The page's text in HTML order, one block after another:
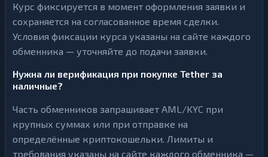
Курс фиксируется в момент оформления заявки и
сохраняется на согласованное время сделки.
Условия фиксации курса указаны на сайте каждого
обменника — уточняйте до подачи заявки.
Нужна ли верификация при покупке Tether за
наличные?
Часть обменников запрашивает AML/KYC при
крупных суммах или при отправке на
определённые криптокошельки. Лимиты и
требования указаны на сайте каждого обменника —